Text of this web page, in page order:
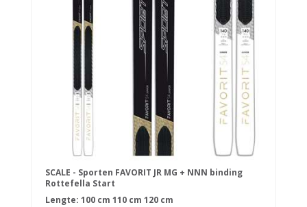
SCALE - Sporten FAVORIT JR MG + NNN binding
Rottefella Start
Lengte: 100 cm 110 cm 120 cm